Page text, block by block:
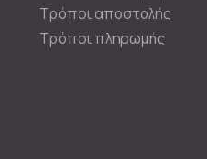
Τρόποι αποστολής
Τρόποι πληρωμής